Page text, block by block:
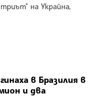
на Украйна,
в Бразилия в
и два